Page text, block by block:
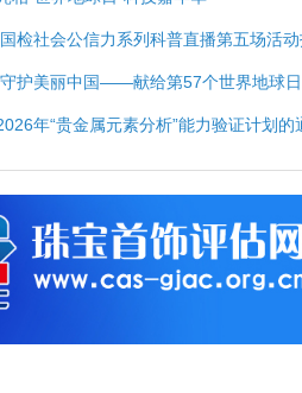
国检社会公信力系列科普直播第五场活
障护美丽中国——献给第57个世界地球日
年“贵金属元素分析”能力验证计划的